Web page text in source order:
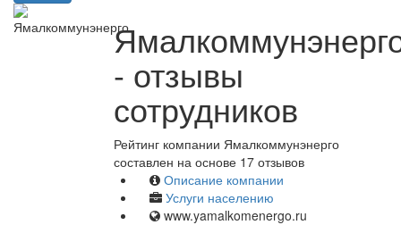
- отзывы
сотрудников
Рейтинг компании Ямалкоммунэнерго
составлен на основе 17 отзывов
Описание компании
Услуги населению
www.yamalkomenergo.ru